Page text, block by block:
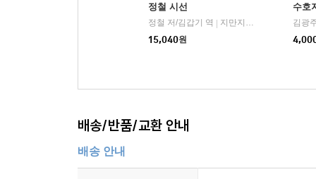
명나라 말기 통속문학가인 풍몽룡은 『수호전』
가리키며 동시에 창조적 업적을 포함한다. 독자들
정철 시선
정철 저/김갑기 역 | 지만지한국문학
15,040원
수호
김광
배송/반품/교환 안내
배송 안내